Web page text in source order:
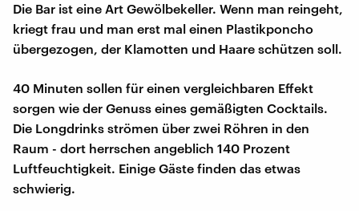
Die Bar ist eine Art Gewölbekeller. Wenn man reingeht,
kriegt frau und man erst mal einen Plastikponcho
übergezogen, der Klamotten und Haare schützen soll.
40 Minuten sollen für einen vergleichbaren Effekt
sorgen wie der Genuss eines gemäßigten Cocktails.
Die Longdrinks strömen über zwei Röhren in den
Raum - dort herrschen angeblich 140 Prozent
Luftfeuchtigkeit. Einige Gäste finden das etwas
schwierig.